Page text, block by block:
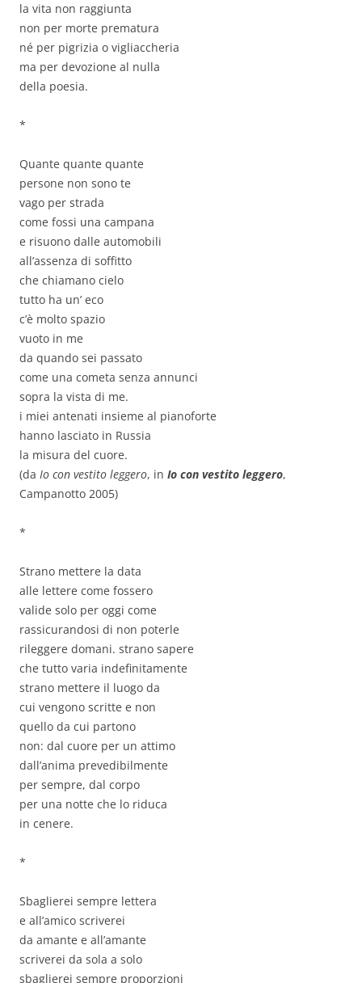
la vita non raggiunta
non per morte prematura
né per pigrizia o vigliaccheria
ma per devozione al nulla
della poesia.
*
Quante quante quante
persone non sono te
vago per strada
come fossi una campana
e risuono dalle automobili
all’assenza di soffitto
che chiamano cielo
tutto ha un’ eco
c’è molto spazio
vuoto in me
da quando sei passato
come una cometa senza annunci
sopra la vista di me.
i miei antenati insieme al pianoforte
hanno lasciato in Russia
la misura del cuore.
(da Io con vestito leggero, in Io con vestito leggero,
Campanotto 2005)
*
Strano mettere la data
alle lettere come fossero
valide solo per oggi come
rassicurandosi di non poterle
rileggere domani. strano sapere
che tutto varia indefinitamente
strano mettere il luogo da
cui vengono scritte e non
quello da cui partono
non: dal cuore per un attimo
dall’anima prevedibilmente
per sempre, dal corpo
per una notte che lo riduca
in cenere.
*
Sbaglierei sempre lettera
e all’amico scriverei
da amante e all’amante
scriverei da sola a solo
sbaglierei sempre proporzioni